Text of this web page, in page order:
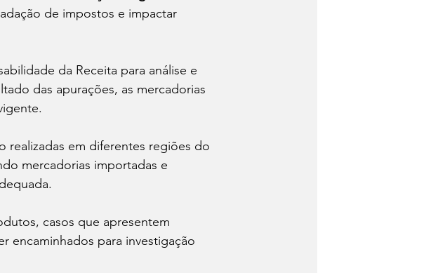
de impostos e impactar
da Receita para análise e
das apurações, as mercadorias
realizadas em diferentes regiões do
mercadorias importadas e
casos que apresentem
encaminhados para investigação